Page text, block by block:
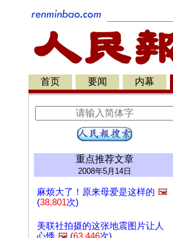
首页 要闻 内幕
重点推荐文章
2008年5月14日
麻烦大了！原来母爱是这样的 🖼️
(38,801次)
美联社拍摄的这张地震图片让人